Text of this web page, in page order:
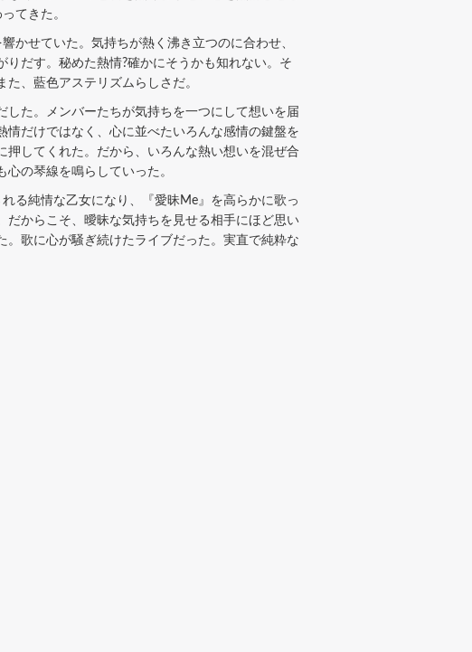
てきた。
かせていた。気持ちが熱く沸き立つのに合わせ、
だす。秘めた熱情?確かにそうかも知れない。そ
、藍色アステリズムらしさだ。
た。メンバーたちが気持ちを一つにして想いを届
だけではなく、心に並べたいろんな感情の鍵盤を
してくれた。だから、いろんな熱い想いを混ぜ合
の琴線を鳴らしていった。
る純情な乙女になり、『愛昧Me』を高らかに歌っ
からこそ、曖昧な気持ちを見せる相手にほど思い
歌に心が騒ぎ続けたライブだった。実直で純粋な